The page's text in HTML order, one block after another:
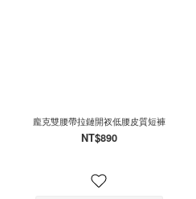
龐克雙腰帶拉鏈開衩低腰皮質短褲
NT$890